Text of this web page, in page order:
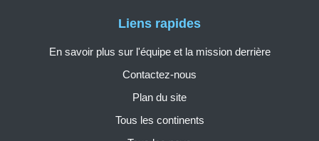
Liens rapides
En savoir plus sur l'équipe et la mission derrière
Contactez-nous
Plan du site
Tous les continents